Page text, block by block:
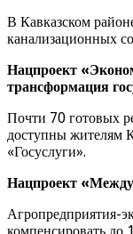
В Кавказском
канализационных
Нацпроект
трансформация
Почти 70 готовых
доступны жителям
«Госуслуги».
Нацпроект
Агропредприятия-
компенсировать до